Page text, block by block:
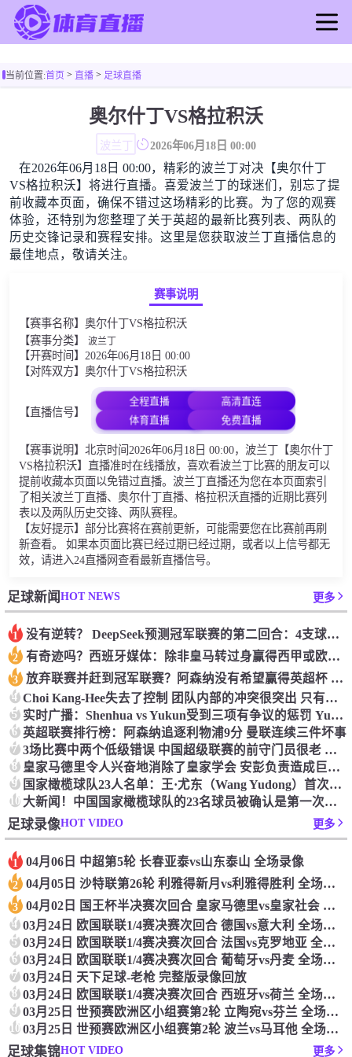
足球直播
足球新闻
篮球新闻
当前位置:首页> 直播> 足球直播
奥尔什丁VS格拉积沃
波兰丁 2026年06月18日 00:00
在2026年06月18日 00:00，精彩的波兰丁对决【奥尔什丁
VS格拉积沃】将进行直播。喜爱波兰丁的球迷们，别忘了提
前收藏本页面，确保不错过这场精彩的比赛。为了您的观赛
体验，还特别为您整理了关于英超的最新比赛列表、两队的
历史交锋记录和赛程安排。这里是您获取波兰丁直播信息的
最佳地点，敬请关注。
赛事说明
【赛事名称】奥尔什丁VS格拉积沃
【赛事分类】 波兰丁
【开赛时间】2026年06月18日 00:00
【对阵双方】奥尔什丁VS格拉积沃
【直播信号】
全程直播
高清直连
体育直播
免费直播
【赛事说明】北京时间2026年06月18日 00:00，波兰丁【奥尔什丁
VS格拉积沃】直播准时在线播放，喜欢看波兰丁比赛的朋友可以
提前收藏本页面以免错过直播。波兰丁直播还为您在本页面索引
了相关波兰丁直播、奥尔什丁直播、格拉积沃直播的近期比赛列
表以及两队历史交锋、两队赛程。
【友好提示】部分比赛将在赛前更新，可能需要您在比赛前再刷
新查看。 如果本页面比赛已经过期已经过期，或者以上信号都无
效，请进入24直播网查看最新直播信号。
足球新闻HOT NEWS 更多
1 没有逆转？ DeepSeek预测冠军联赛的第二回合：4支球队在第一回合中获胜 枪手输了
2 有奇迹吗？西班牙媒体：除非皇马转过身赢得西甲或欧洲冠军
3 放弃联赛并赶到冠军联赛？阿森纳没有希望赢得英超杯 赢得欧洲冠军的可能性
4 Choi Kang-Hee失去了控制 团队内部的冲突很突出 只有一个人可以从水火中拯救崔孔
5 实时广播：Shenhua vs Yukun受到三项有争议的惩罚 Yukun将向中国足球联合会提出投诉
6 英超联赛排行榜：阿森纳追逐利物浦9分 曼联连续三件坏事
7 3场比赛中两个低级错误 中国超级联赛的前守门员很老 是时候让位了 最好的继任者出现
8 皇家马德里令人兴奋地消除了皇家学会 安彭负责造成巨大的灾难！
9 国家橄榄球队23人名单：王·尤东（Wang Yudong）首次被选为第11名 塞吉尼奥（Serginho）在名单上
10 大新闻！中国国家橄榄球队的23名球员被确认是第一次进入阵容
足球录像HOT VIDEO 更多
1 04月06日 中超第5轮 长春亚泰vs山东泰山 全场录像
2 04月05日 沙特联第26轮 利雅得新月vs利雅得胜利 全场录像
3 04月02日 国王杯半决赛次回合 皇家马德里vs皇家社会 全场录像
4 03月24日 欧国联联1/4赛决赛次回合 德国vs意大利 全场录像回放
5 03月24日 欧国联联1/4赛决赛次回合 法国vs克罗地亚 全场录像回放
6 03月24日 欧国联联1/4赛决赛次回合 葡萄牙vs丹麦 全场录像回放
7 03月24日 天下足球-老枪 完整版录像回放
8 03月24日 欧国联联1/4赛决赛次回合 西班牙vs荷兰 全场录像回放
9 03月25日 世预赛欧洲区小组赛第2轮 立陶宛vs芬兰 全场录像回放
10 03月25日 世预赛欧洲区小组赛第2轮 波兰vs马耳他 全场录像回放
足球集锦HOT VIDEO 更多